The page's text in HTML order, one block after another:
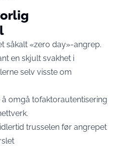
såkalt «zero day»-angrep.
en skjult svakhet i
selv visste om
omgå tofaktorautentisering
trusselen før angrepet